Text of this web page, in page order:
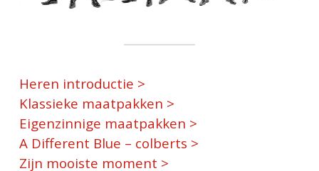
Heren introductie >
Klassieke maatpakken >
Eigenzinnige maatpakken >
A Different Blue – colberts >
Zijn mooiste moment >